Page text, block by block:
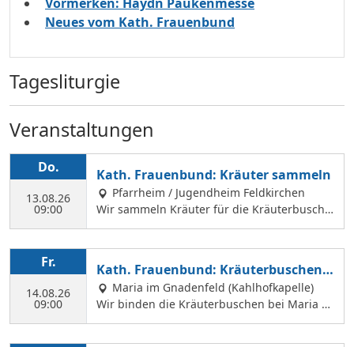
Neues vom Kath. Frauenbund
Tagesliturgie
Veranstaltungen
Do.
13.08.26
09:00
Kath. Frauenbund: Kräuter sammeln
Pfarrheim / Jugendheim Feldkirchen
Wir sammeln Kräuter für die Kräuterbusche
n, die wir am 14. August binden und an Mar
Margit Ettig am Jugendheim Feldkirchen.
Fr.
14.08.26
09:00
Kath. Frauenbund: Kräuterbuschen b
inden
Maria im Gnadenfeld (Kahlhofkapelle)
Wir binden die Kräuterbuschen bei Maria a
m Kahlhof. Wir brauchen viele Helferinnen z